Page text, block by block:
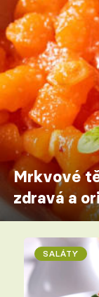
Mrkvové
zdravá a
SALÁTY